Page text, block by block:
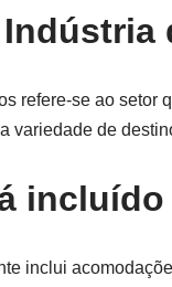
Indústria
refere-se ao setor
variedade de
inclui